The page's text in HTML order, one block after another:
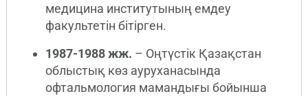
медицина институтының емдеу
факультетін бітірген.
1987-1988 жж. – Оңтүстік Қазақстан
облыстық көз ауруханасында
офтальмология мамандығы бойынша